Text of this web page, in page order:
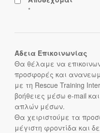
*
Άδεια Επικοινωνίας
Θα θέλαμε να
προσφορές και
με τη Rescue Training
βοήθειες μέσω e-mail
απλών μέσων.
Θα χειριστούμε τα
μέγιστη φροντίδα και